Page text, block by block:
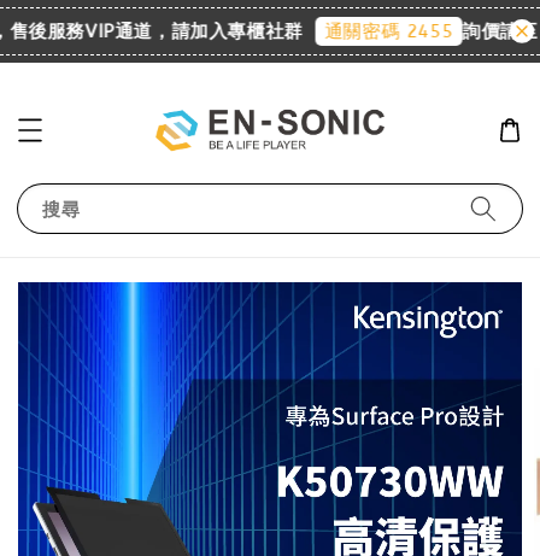
服務VIP通道，請加入專櫃社群 通關密碼 2455 詢價請至
搜尋